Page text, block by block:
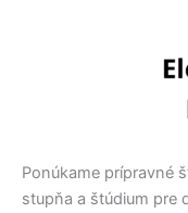
Ponúkame prípravné
stupňa a štúdium pre